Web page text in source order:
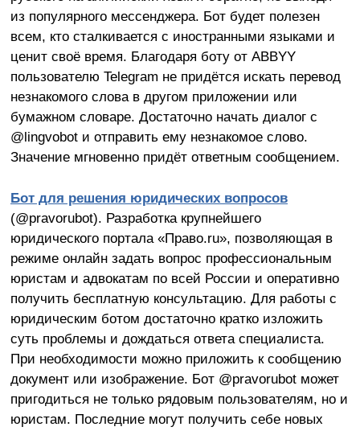
из популярного мессенджера. Бот будет полезен
всем, кто сталкивается с иностранными языками и
ценит своё время. Благодаря боту от ABBYY
пользователю Telegram не придётся искать перевод
незнакомого слова в другом приложении или
бумажном словаре. Достаточно начать диалог с
@lingvobot и отправить ему незнакомое слово.
Значение мгновенно придёт ответным сообщением.
Бот для решения юридических вопросов
(@pravorubot). Разработка крупнейшего
юридического портала «Право.ru», позволяющая в
режиме онлайн задать вопрос профессиональным
юристам и адвокатам по всей России и оперативно
получить бесплатную консультацию. Для работы с
юридическим ботом достаточно кратко изложить
суть проблемы и дождаться ответа специалиста.
При необходимости можно приложить к сообщению
документ или изображение. Бот @pravorubot может
пригодиться не только рядовым пользователям, но и
юристам. Последние могут получить себе новых